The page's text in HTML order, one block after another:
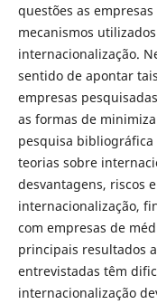
questões as
mecanismos
internacionalização.
sentido de apontar
empresas
as formas de
pesquisa
teorias sobre
desvantagens, riscos
internacionalização,
com empresas de
principais resultados
entrevistadas têm
internacionalização